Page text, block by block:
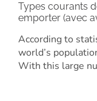
Types courants
emporter (avec
According to
world’s
With this large